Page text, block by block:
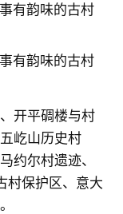
开平碉楼与村
屹山历史村
约尔村遗迹、
村保护区、意大